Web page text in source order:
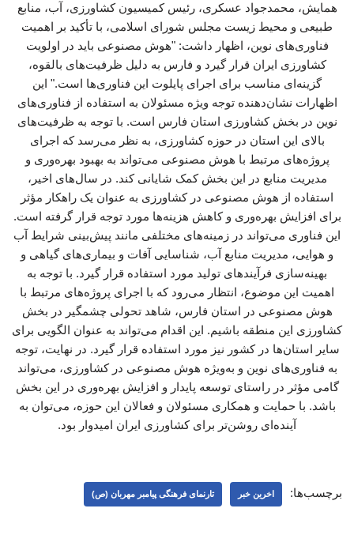
همایش، محمدجواد عسکری، رئیس کمیسیون کشاورزی، آب، منابع
طبیعی و محیط زیست مجلس شورای اسلامی، با تأکید بر اهمیت
فناوری‌های نوین، اظهار داشت: "هوش مصنوعی باید در اولویت
کشاورزی ایران قرار گیرد و فارس به دلیل ظرفیت‌های بالقوه،
گزینه‌ای مناسب برای اجرای پایلوت این فناوری‌ها است." این
اظهارات نشان‌دهنده توجه ویژه مسئولان به استفاده از فناوری‌های
نوین در بخش کشاورزی استان فارس است. با توجه به ظرفیت‌های
بالای این استان در حوزه کشاورزی، به نظر می‌رسد که اجرای
پروژه‌های مرتبط با هوش مصنوعی می‌تواند به بهبود بهره‌وری و
مدیریت منابع در این بخش کمک شایانی کند. در سال‌های اخیر،
استفاده از هوش مصنوعی در کشاورزی به عنوان یک راهکار مؤثر
برای افزایش بهره‌وری و کاهش هزینه‌ها مورد توجه قرار گرفته است.
این فناوری می‌تواند در زمینه‌های مختلفی مانند پیش‌بینی شرایط آب
و هوایی، مدیریت منابع آب، شناسایی آفات و بیماری‌های گیاهی و
بهینه‌سازی فرآیندهای تولید مورد استفاده قرار گیرد. با توجه به
اهمیت این موضوع، انتظار می‌رود که با اجرای پروژه‌های مرتبط با
هوش مصنوعی در استان فارس، شاهد تحولی چشمگیر در بخش
کشاورزی این منطقه باشیم. این اقدام می‌تواند به عنوان الگویی برای
سایر استان‌ها در کشور نیز مورد استفاده قرار گیرد. در نهایت، توجه
به فناوری‌های نوین و به‌ویژه هوش مصنوعی در کشاورزی، می‌تواند
گامی مؤثر در راستای توسعه پایدار و افزایش بهره‌وری در این بخش
باشد. با حمایت و همکاری مسئولان و فعالان این حوزه، می‌توان به
آینده‌ای روشن‌تر برای کشاورزی ایران امیدوار بود.
برچسب‌ها: اخرین خبر تارنمای فرهنگی پیامبر مهربان (ص)